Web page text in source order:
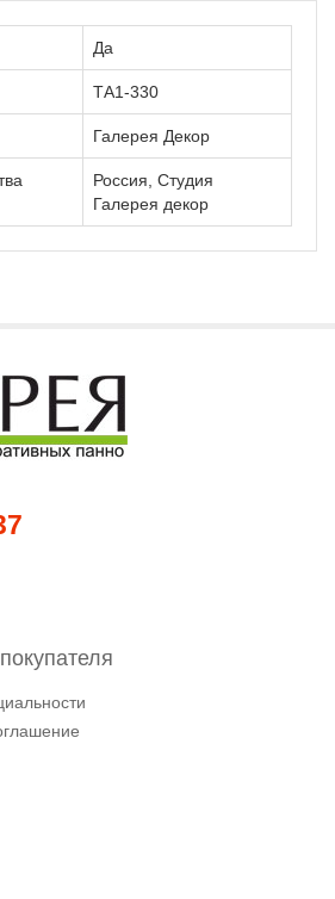
Да
ТА1-330
Галерея Декор
Россия, Студия
Галерея декор